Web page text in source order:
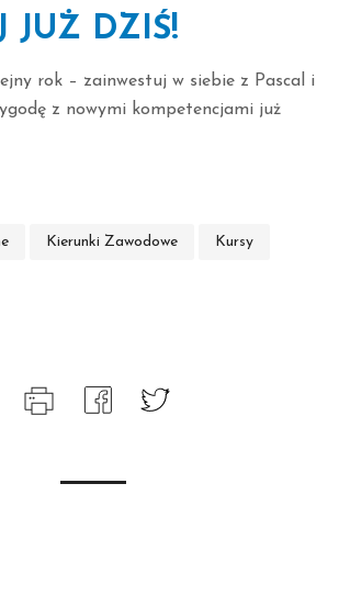
JUŻ DZIŚ!
rok – zainwestuj w siebie z Pascal i
z nowymi kompetencjami już
Kierunki Zawodowe Kursy